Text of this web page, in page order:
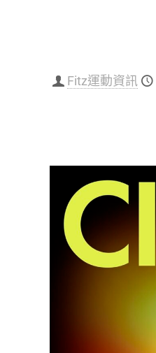
Fitz運動資訊